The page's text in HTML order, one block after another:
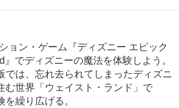
ョン・ゲーム『ディズニー エピック
』でディズニーの魔法を体験しよう。
では、忘れ去られてしまったディズニ
む世界「ウェイスト・ランド」で
を繰り広げる。